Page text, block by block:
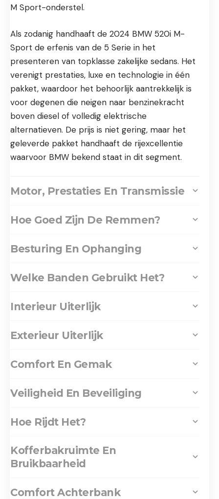
M Sport-onderstel.
Als zodanig handhaaft de 2024 BMW 520i M-
Sport de erfenis van de 5 Serie in het
presenteren van topklasse zakelijke sedans. Het
verenigt prestaties, luxe en technologie in één
pakket, waardoor het behoorlijk aantrekkelijk is
voor degenen die neigen naar benzinekracht
boven diesel of volledig elektrische
alternatieven. De prijs is niet gering, maar het
geleverde pakket handhaaft de rijexcellentie
waarvoor BMW bekend staat in dit segment.
Motor, Prestaties En Transmissie
Hoe Goed Zijn De Remmen?
Besturing En Ophanging
Welke Banden Gebruikt Het?
Interieur Uiterlijk
Exterieur Uiterlijk
Comfort En Gemak
Veiligheid En Beveiliging
Hoe Rijdt Het?
Kofferbakruimte En
Bruikbaarheid
Comfort Achterbank